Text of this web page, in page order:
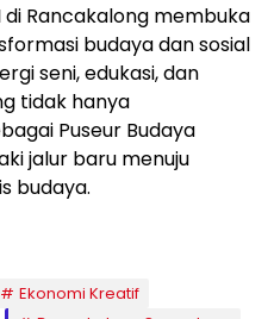
di Rancakalong membuka
budaya dan sosial
seni, edukasi, dan
tidak hanya
Puseur Budaya
jalur baru menuju
budaya.
Ekonomi Kreatif